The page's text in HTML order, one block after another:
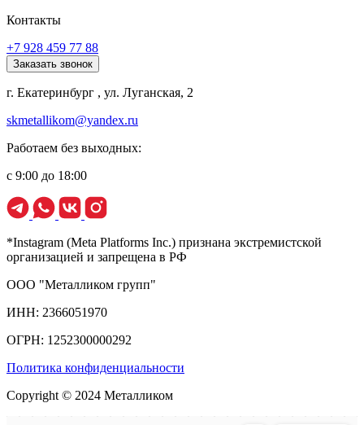
Контакты
+7 928 459 77 88
Заказать звонок
г. Екатеринбург , ул. Луганская, 2
skmetallikom@yandex.ru
Работаем без выходных:
с 9:00 до 18:00
*Instagram (Meta Platforms Inc.) признана экстремистской
организацией и запрещена в РФ
ООО "Металликом групп"
ИНН: 2366051970
ОГРН: 1252300000292
Политика конфиденциальности
Copyright © 2024 Металликом